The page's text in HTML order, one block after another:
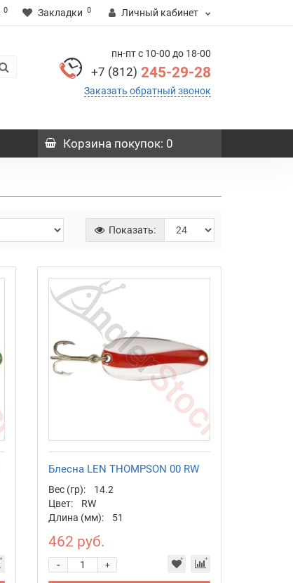
0 Закладки 0 Личный кабинет
пн-пт с 10-00 до 18-00
+7 (812) 245-29-28
Заказать обратный звонок
Корзина покупок: 0
Показать:
Блесна LEN THOMPSON 00 RW
Вес (гр):
14.2
Цвет:
RW
Длина (мм):
51
462 руб.
+
-